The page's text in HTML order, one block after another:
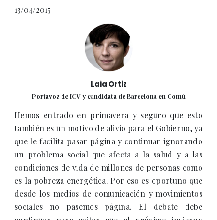
13/04/2015
Laia Ortiz
Portavoz de ICV y candidata de Barcelona en Comú
Hemos entrado en primavera y seguro que esto
también es un motivo de alivio para el Gobierno, ya
que le facilita pasar página y continuar ignorando
un problema social que afecta a la salud y a las
condiciones de vida de millones de personas como
es la pobreza energética. Por eso es oportuno que
desde los medios de comunicación y movimientos
sociales no pasemos página. El debate debe